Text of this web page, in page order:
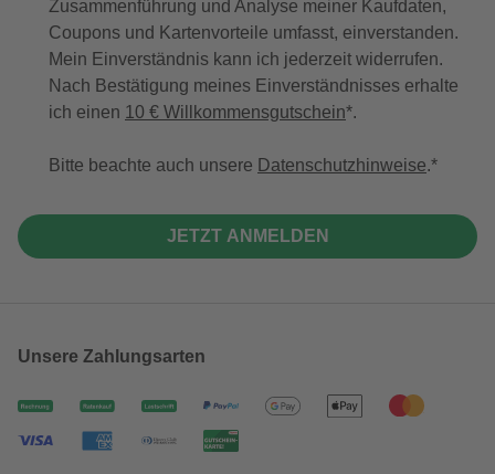
Zusammenführung und Analyse meiner Kaufdaten,
Coupons und Kartenvorteile umfasst, einverstanden.
Mein Einverständnis kann ich jederzeit widerrufen.
Nach Bestätigung meines Einverständnisses erhalte
ich einen 10 € Willkommensgutschein*.
Bitte beachte auch unsere Datenschutzhinweise.
JETZT ANMELDEN
Unsere Zahlungsarten